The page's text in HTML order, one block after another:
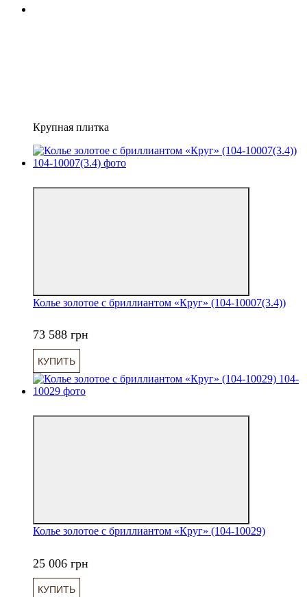
Крупная плитка
Колье золотое с бриллиантом «Круг» (104-10007(3.4))
73 588 грн
КУПИТЬ
Колье золотое с бриллиантом «Круг» (104-10029)
25 006 грн
КУПИТЬ